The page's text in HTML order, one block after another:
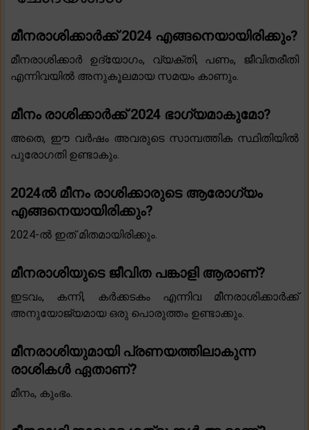
മീനരാശിക്കാർക്ക് 2024 എങ്ങനെയായിരിക്കും?
മീനരാശിക്കാർ ഉദ്യോഗം, വ്യക്തി, പണം, ജീവിതരീതി
എന്നിവയിൽ അനുകൂലമായ സമയം കാണും.
മീനം രാശിക്കാർക്ക് 2024 ഭാഗ്യമാകുമോ?
അതെ, ഈ വർഷം അവരുടെ സാമ്പത്തിക സ്ഥിതിയിൽ
പുരോഗതി ഉണ്ടാകും.
2024ൽ മീനം രാശിക്കാരുടെ ആരോഗ്യം
എങ്ങനെയായിരിക്കും?
2024-ൽ ഇത് മിതമായിരിക്കും.
മീനരാശിയുടെ ജീവിത പങ്കാളി ആരാണ്?
ഇടവം, കന്നി, കർക്കടകം എന്നിവ മീനരാശിക്കാർക്ക്
അനുയോജ്യമായ ഒരു പൊരുത്തം ഉണ്ടാക്കും.
മീനരാശിയുമായി പ്രണയത്തിലാകുന്ന
രാശികൾ ഏതാണ്?
മീനം, കുംഭം.